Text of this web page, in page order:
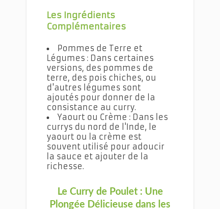
Les Ingrédients
Complémentaires
Pommes de Terre et
Légumes : Dans certaines
versions, des pommes de
terre, des pois chiches, ou
d'autres légumes sont
ajoutés pour donner de la
consistance au curry.
Yaourt ou Crème : Dans les
currys du nord de l'Inde, le
yaourt ou la crème est
souvent utilisé pour adoucir
la sauce et ajouter de la
richesse.
Le Curry de Poulet : Une
Plongée Délicieuse dans les